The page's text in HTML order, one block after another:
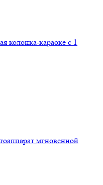
колонка-караоке с 1
мгновенной